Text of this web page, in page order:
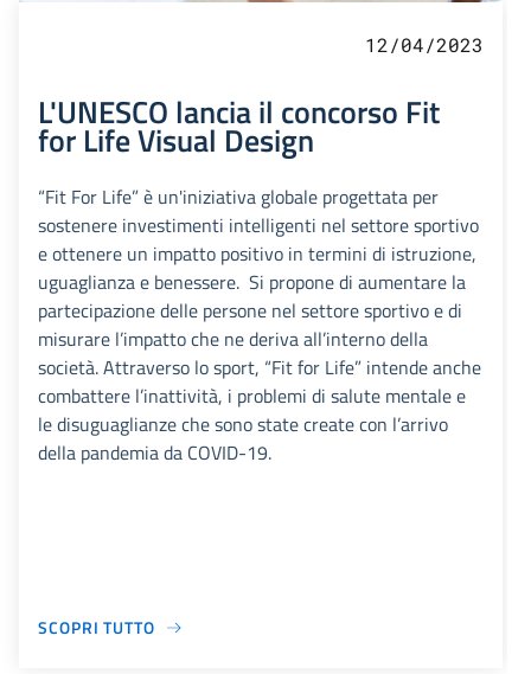
12/04/2023
L'UNESCO lancia il concorso Fit
for Life Visual Design
“Fit For Life” è un'iniziativa globale progettata per
sostenere investimenti intelligenti nel settore sportivo
e ottenere un impatto positivo in termini di istruzione,
uguaglianza e benessere. Si propone di aumentare la
partecipazione delle persone nel settore sportivo e di
misurare l’impatto che ne deriva all’interno della
società. Attraverso lo sport, “Fit for Life” intende anche
combattere l’inattività, i problemi di salute mentale e
le disuguaglianze che sono state create con l’arrivo
della pandemia da COVID-19.
SCOPRI TUTTO